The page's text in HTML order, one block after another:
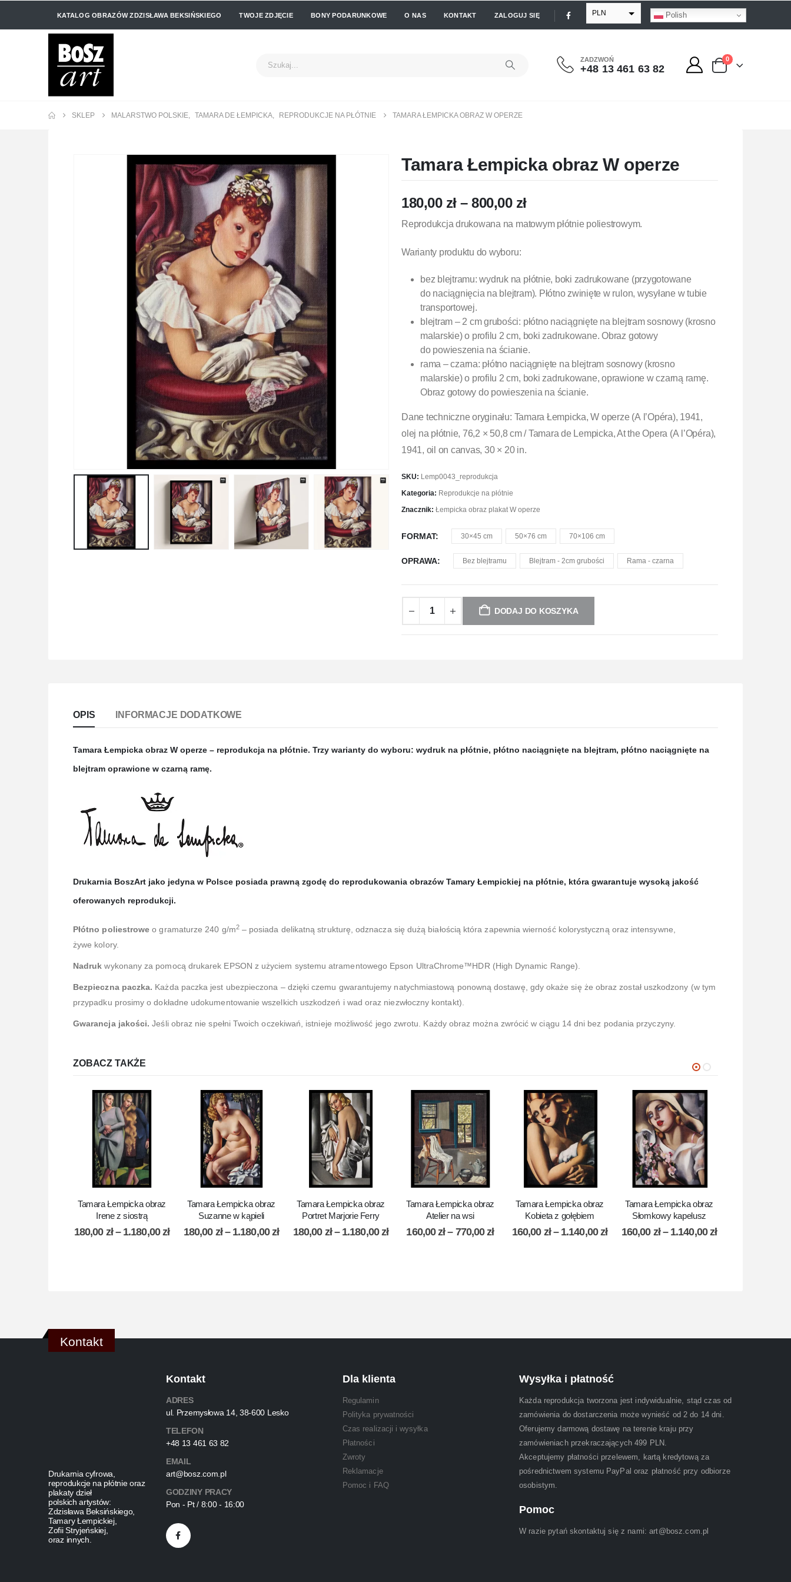
KATALOG OBRAZÓW ZDZISŁAWA BEKSIŃSKIEGO TWOJE ZDJĘCIE BONY PODARUNKOWE O NAS KONTAKT ZALOGUJ SIĘ PLN
GBP
Polish
ZADZWOŃ
+48 13 461 63 82
0
SKLEP MALARSTWO POLSKIE, TAMARA DE ŁEMPICKA, REPRODUKCJE NA PŁÓTNIE TAMARA ŁEMPICKA OBRAZ W OPERZE
Tamara Łempicka obraz W operze
180,00 zł – 800,00 zł
Reprodukcja drukowana na matowym płótnie poliestrowym.
Warianty produktu do wyboru:
bez blejtramu: wydruk na płótnie, boki zadrukowane (przygotowane
do naciągnięcia na blejtram). Płótno zwinięte w rulon, wysyłane w tubie
transportowej.
blejtram – 2 cm grubości: płótno naciągnięte na blejtram sosnowy (krosno
malarskie) o profilu 2 cm, boki zadrukowane. Obraz gotowy
do powieszenia na ścianie.
rama – czarna: płótno naciągnięte na blejtram sosnowy (krosno
malarskie) o profilu 2 cm, boki zadrukowane, oprawione w czarną ramę.
Obraz gotowy do powieszenia na ścianie.
Dane techniczne oryginału: Tamara Łempicka, W operze (A l’Opéra), 1941,
olej na płótnie, 76,2 × 50,8 cm / Tamara de Lempicka, At the Opera (A l’Opéra),
1941, oil on canvas, 30 × 20 in.
SKU: Lemp0043_reprodukcja
Kategoria: Reprodukcje na płótnie
Znacznik: Łempicka obraz plakat W operze
FORMAT 30×45 cm 50×76 cm 70×106 cm
OPRAWA Bez blejtramu Blejtram - 2cm grubości Rama - czarna
DODAJ DO KOSZYKA
OPIS INFORMACJE DODATKOWE
Tamara Łempicka obraz W operze – reprodukcja na płótnie. Trzy warianty do wyboru: wydruk na płótnie, płótno naciągnięte na blejtram, płótno naciągnięte na
blejtram oprawione w czarną ramę.
Drukarnia BoszArt jako jedyna w Polsce posiada prawną zgodę do reprodukowania obrazów Tamary Łempickiej na płótnie, która gwarantuje wysoką jakość
oferowanych reprodukcji.
Płótno poliestroweo gramaturze 240 g/m2– posiada delikatną strukturę, odznacza się dużą białością która zapewnia wierność kolorystyczną oraz intensywne,
żywe kolory.
Nadruk wykonany za pomocą drukarek EPSON z użyciem systemu atramentowego Epson UltraChrome™HDR (High Dynamic Range).
Bezpieczna paczka. Każda paczka jest ubezpieczona – dzięki czemu gwarantujemy natychmiastową ponowną dostawę, gdy okaże się że obraz został uszkodzony (w tym
przypadku prosimy o dokładne udokumentowanie wszelkich uszkodzeń i wad oraz niezwłoczny kontakt).
Gwarancja jakości. Jeśli obraz nie spełni Twoich oczekiwań, istnieje możliwość jego zwrotu. Każdy obraz można zwrócić w ciągu 14 dni bez podania przyczyny.
ZOBACZ TAKŻE
Tamara Łempicka obraz
Irene z siostrą
180,00 zł – 1.180,00zł
Tamara Łempicka obraz
Suzanne w kąpieli
180,00 zł – 1.180,00zł
Tamara Łempicka obraz
Portret Marjorie Ferry
180,00 zł – 1.180,00zł
Tamara Łempicka obraz
Atelier na wsi
160,00zł – 770,00zł
Tamara Łempicka obraz
Kobieta z gołębiem
160,00 zł – 1.140,00zł
Tamara Łempicka obraz
Słomkowy kapelusz
160,00 zł – 1.140,00zł
Kontakt
Drukarnia cyfrowa,
reprodukcje na płótnie oraz
plakaty dzieł
polskich artystów:
Zdzisława Beksińskiego,
Tamary Łempickiej,
Zofii Stryjeńskiej,
oraz innych.
Kontakt
ADRES
ul. Przemysłowa 14, 38-600 Lesko
TELEFON
+48 13 461 63 82
EMAIL
art@bosz.com.pl
GODZINY PRACY
Pon - Pt / 8:00 - 16:00
Dla klienta
Regulamin
Polityka prywatności
Czas realizacji i wysyłka
Płatności
Zwroty
Reklamacje
Pomoc i FAQ
Wysyłka i płatność
Każda reprodukcja tworzona jest indywidualnie, stąd czas od
zamówienia do dostarczenia może wynieść od 2 do 14 dni.
Oferujemy darmową dostawę na terenie kraju przy
zamówieniach przekraczających 499 PLN.
Akceptujemy płatności przelewem, kartą kredytową za
pośrednictwem systemu PayPal oraz płatność przy odbiorze
osobistym.
Pomoc
W razie pytań skontaktuj się z nami: art@bosz.com.pl